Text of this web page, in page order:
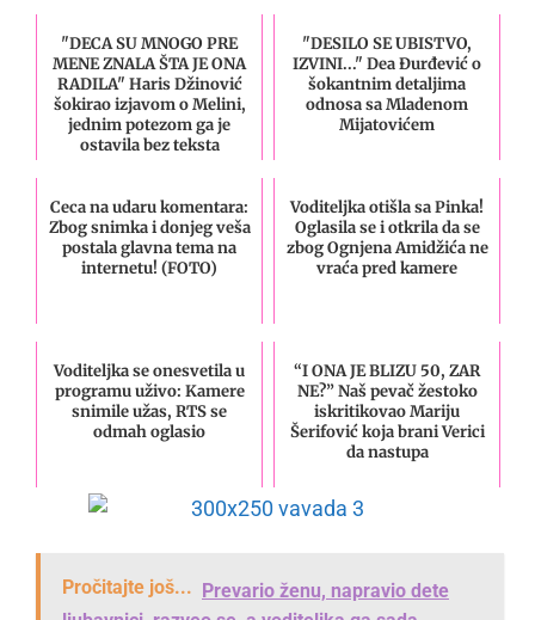
"DECA SU MNOGO PRE
MENE ZNALA ŠTA JE ONA
RADILA" Haris Džinović
šokirao izjavom o Melini,
jednim potezom ga je
ostavila bez teksta
"DESILO SE UBISTVO,
IZVINI..." Dea Đurđević o
šokantnim detaljima
odnosa sa Mladenom
Mijatovićem
Ceca na udaru komentara:
Zbog snimka i donjeg veša
postala glavna tema na
internetu! (FOTO)
Voditeljka otišla sa Pinka!
Oglasila se i otkrila da se
zbog Ognjena Amidžića ne
vraća pred kamere
Voditeljka se onesvetila u
programu uživo: Kamere
snimile užas, RTS se
odmah oglasio
“I ONA JE BLIZU 50, ZAR
NE?” Naš pevač žestoko
iskritikovao Mariju
Šerifović koja brani Verici
da nastupa
Pročitajte još...
Prevario ženu, napravio dete